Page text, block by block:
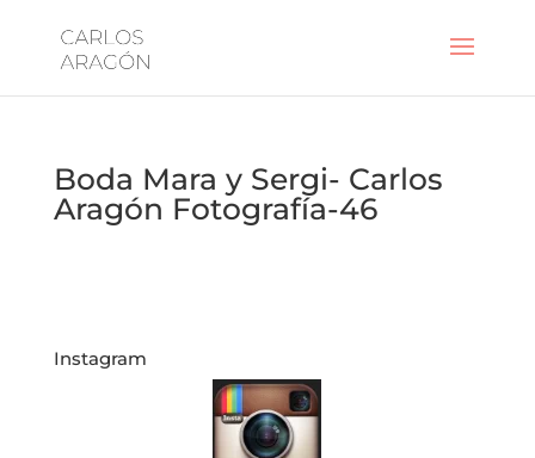
Boda Mara y Sergi- Carlos
Aragón Fotografía-46
Instagram